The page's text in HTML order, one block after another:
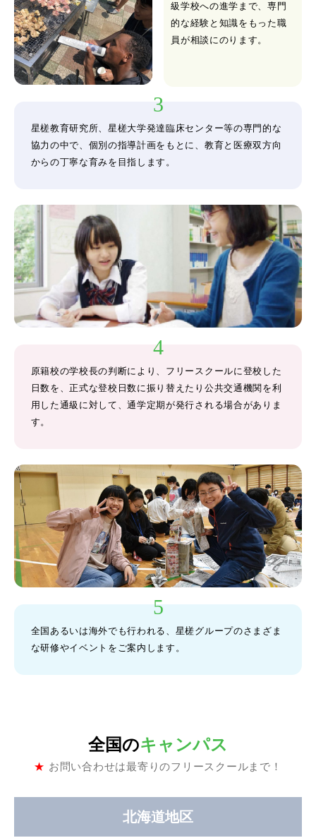
級学校への進学まで、専門
的な経験と知識をもった職
員が相談にのります。
星槎教育研究所、星槎大学発達臨床センター等の専門的な
協力の中で、個別の指導計画をもとに、教育と医療双方向
からの丁寧な育みを目指します。
原籍校の学校長の判断により、フリースクールに登校した
日数を、正式な登校日数に振り替えたり公共交通機関を利
用した通級に対して、通学定期が発行される場合がありま
す。
全国あるいは海外でも行われる、星槎グループのさまざま
な研修やイベントをご案内します。
全国のキャンパス
★ お問い合わせは最寄りのフリースクールまで！
北海道地区